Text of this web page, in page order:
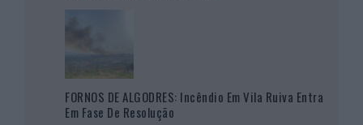
FORNOS DE ALGODRES: Incêndio Em Vila Ruiva Entra
Em Fase De Resolução